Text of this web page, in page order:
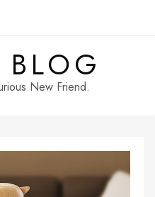
New Friend.